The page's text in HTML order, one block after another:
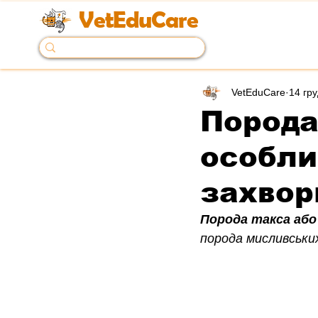
VetEduCare
VetEduCare 14
Порода такса або
порода